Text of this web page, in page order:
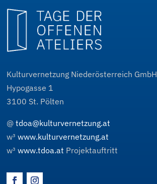
Kulturvernetzung Niederösterreich GmbH
Hypogasse 1
3100 St. Pölten
@tdoa@kulturvernetzung.at
w³www.kulturvernetzung.at
w³www.tdoa.at Projektauftritt